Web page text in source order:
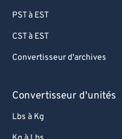
PST à EST
CST à EST
Convertisseur d'archives
Convertisseur d'unités
Lbs à Kg